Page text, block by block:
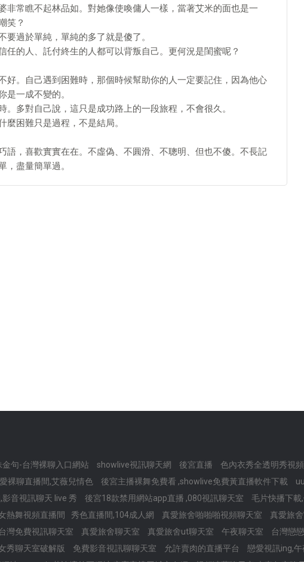
非常瞧不起林品如。對她像使喚傭人一樣，當著艾米的面也是一
笑？
過於單純，單純的多了就是傻了。
任的人、託付終生的人都可以背叛自己。更何況是閨蜜呢？
好。自己遇到困難時，那個時候幫助你的人一定要記住，因為他心
是一成不變的。
多對自己說，這只是成功路上的一段旅程，不會很久。
困難只是過程，不是結局。
語，喜歡實實在在。不虛偽、不圓滑、不聰明、但也不傻。不長記
，盡量簡單過。
金句-台灣裸聊入口網站 showlive視訊聊天網 後宮直播 色內衣秀全透明秀視頻
裸聊直播間,艾薇兒情色 後宮主播裸舞免費看 ,showlive免費黃直播軟件下載
影音視訊聊天 live 秀 後宮18款禁用網站app直播 ,080視訊聊天室 毛片快播下載
熱舞視頻直播間 秀色直播間,104成人網 真愛旅舍啪啪啪視頻聊天室 真愛旅
灣免費視訊聊天室 真愛旅舍聊天室 真愛旅舍ut聊天室 午夜聊天室 台灣戀
秀聊天室破解版 免費影音視訊聊聊天室 允許賣肉的直播平台 戀愛視訊ing,